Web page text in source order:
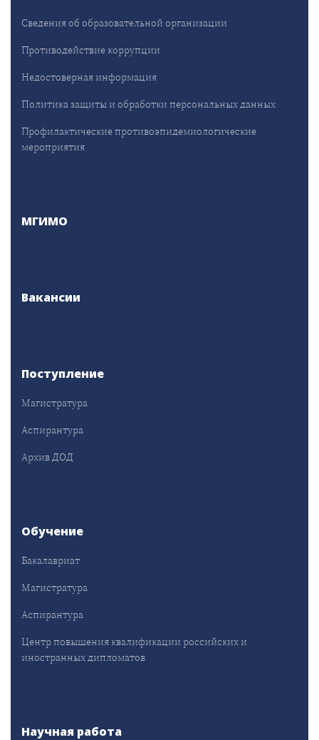
Сведения об образовательной организации
Противодействие коррупции
Недостоверная информация
Политика защиты и обработки персональных данных
Профилактические противоэпидемиологические
мероприятия
МГИМО
Вакансии
Поступление
Магистратура
Аспирантура
Архив ДОД
Обучение
Бакалавриат
Магистратура
Аспирантура
Центр повышения квалификации российских и
иностранных дипломатов
Научная работа